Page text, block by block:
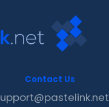
Contact Us